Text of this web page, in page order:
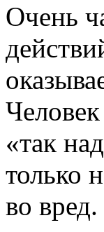
Очень
«так
только
во вред.